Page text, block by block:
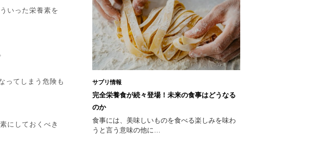
いった栄養素を
ってしまう危険も
にしておくべき
サプリ情報
完全栄養食が続々登場！未来の食事はどうなる
のか
食事には、美味しいものを食べる楽しみを味わ
うと言う意味の他に…